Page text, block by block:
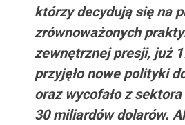
którzy decydują się na
zrównoważonych
zewnętrznej presji, już
przyjęło nowe polityki
oraz wycofało z
30 miliardów dolarów.